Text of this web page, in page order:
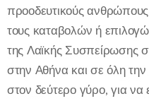
προοδευτικούς
τους καταβολών ή
της Λαϊκής Συσπείρωσης
στην Αθήνα και σε όλη
στον δεύτερο γύρο, για